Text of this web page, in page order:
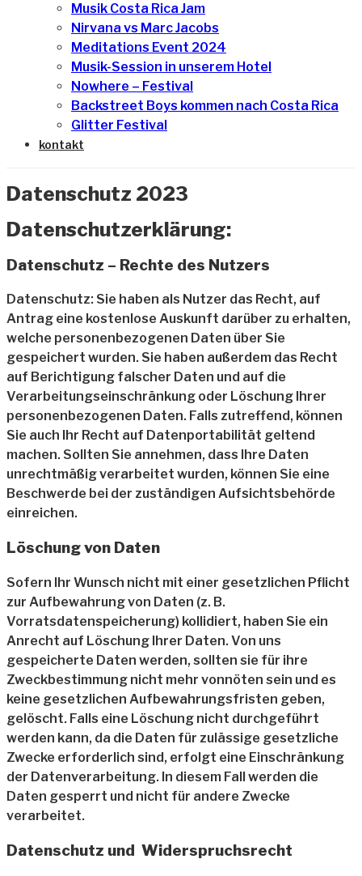
Musik Costa Rica Jam
Nirvana vs Marc Jacobs
Meditations Event 2024
Musik-Session in unserem Hotel
Nowhere – Festival
Backstreet Boys kommen nach Costa Rica
Glitter Festival
kontakt
Datenschutz 2023
Datenschutzerklärung:
Datenschutz – Rechte des Nutzers
Datenschutz: Sie haben als Nutzer das Recht, auf
Antrag eine kostenlose Auskunft darüber zu erhalten,
welche personenbezogenen Daten über Sie
gespeichert wurden. Sie haben außerdem das Recht
auf Berichtigung falscher Daten und auf die
Verarbeitungseinschränkung oder Löschung Ihrer
personenbezogenen Daten. Falls zutreffend, können
Sie auch Ihr Recht auf Datenportabilität geltend
machen. Sollten Sie annehmen, dass Ihre Daten
unrechtmäßig verarbeitet wurden, können Sie eine
Beschwerde bei der zuständigen Aufsichtsbehörde
einreichen.
Löschung von Daten
Sofern Ihr Wunsch nicht mit einer gesetzlichen Pflicht
zur Aufbewahrung von Daten (z. B.
Vorratsdatenspeicherung) kollidiert, haben Sie ein
Anrecht auf Löschung Ihrer Daten. Von uns
gespeicherte Daten werden, sollten sie für ihre
Zweckbestimmung nicht mehr vonnöten sein und es
keine gesetzlichen Aufbewahrungsfristen geben,
gelöscht. Falls eine Löschung nicht durchgeführt
werden kann, da die Daten für zulässige gesetzliche
Zwecke erforderlich sind, erfolgt eine Einschränkung
der Datenverarbeitung. In diesem Fall werden die
Daten gesperrt und nicht für andere Zwecke
verarbeitet.
Datenschutz und Widerspruchsrecht